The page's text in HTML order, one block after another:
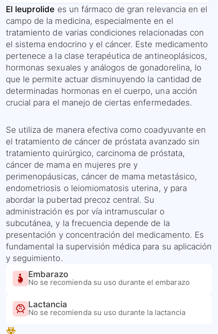
El leuprolide es un fármaco de gran relevancia en el
campo de la medicina, especialmente en el
tratamiento de varias condiciones relacionadas con
el sistema endocrino y el cáncer. Este medicamento
pertenece a la clase terapéutica de antineoplásicos,
hormonas sexuales y análogos de gonadorelina, lo
que le permite actuar disminuyendo la cantidad de
determinadas hormonas en el cuerpo, una acción
crucial para el manejo de ciertas enfermedades.
Se utiliza de manera efectiva como coadyuvante en
el tratamiento de cáncer de próstata avanzado sin
tratamiento quirúrgico, carcinoma de próstata,
cáncer de mama en mujeres pre y
perimenopáusicas, cáncer de mama metastásico,
endometriosis o leiomiomatosis uterina, y para
abordar la pubertad precoz central. Su
administración es por vía intramuscular o
subcutánea, y la frecuencia depende de la
presentación y concentración del medicamento. Es
fundamental la supervisión médica para su aplicación
y seguimiento.
Embarazo
No se recomienda su uso durante el embarazo
Lactancia
No se recomienda su uso durante la lactancia